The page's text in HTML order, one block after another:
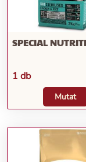
SPECIAL
1 db
Mutat